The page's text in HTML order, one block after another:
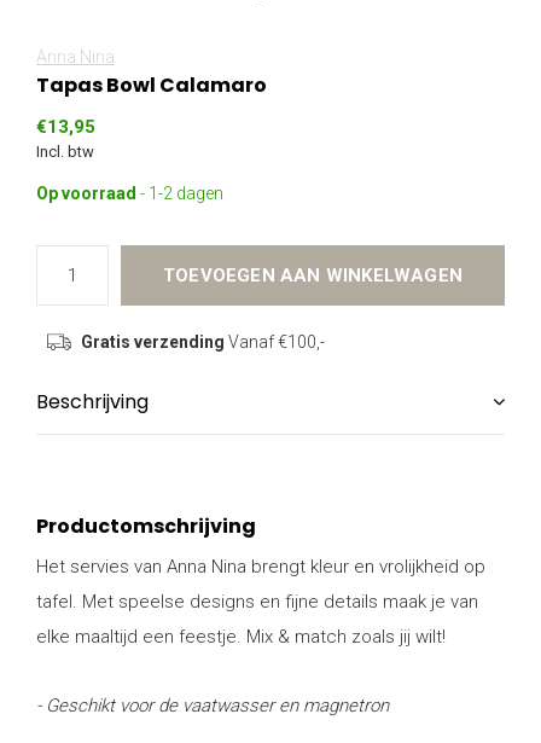
Anna Nina
Tapas Bowl Calamaro
€13,95
Incl. btw
Op voorraad - 1-2 dagen
TOEVOEGEN AAN WINKELWAGEN
Gratis verzending Vanaf €100,-
Beschrijving
Productomschrijving
Het servies van Anna Nina brengt kleur en vrolijkheid op
tafel. Met speelse designs en fijne details maak je van
elke maaltijd een feestje. Mix & match zoals jij wilt!
- Geschikt voor de vaatwasser en magnetron